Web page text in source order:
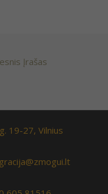
Įrašas
19-27, Vilnius